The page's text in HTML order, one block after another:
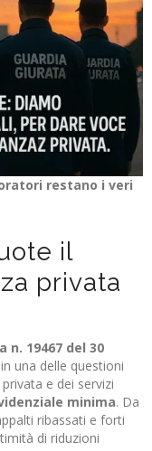
restano i veri
il
privata
n. 19467 del 30
una delle questioni
e dei servizi
minima. Da
ribassati e forti
di riduzioni